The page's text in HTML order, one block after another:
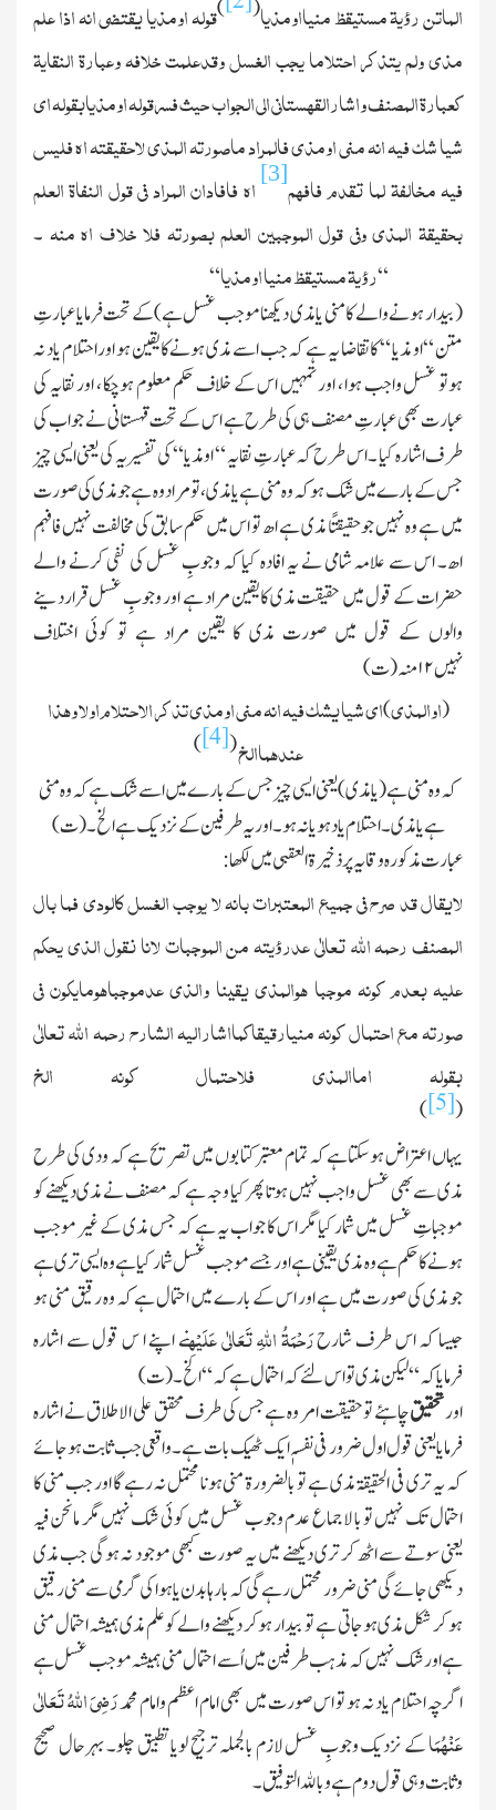
الماتن رؤیۃ مستیقظ منیااومذیا(
)قولہ اومذیا یقتضی انہ اذا علم
مذی ولم یتذکر احتلاما یجب الغسل وقدعلمت خلافہ وعبارۃ النقایۃ
کعبارۃ المصنف واشارالقہستانی الی الجواب حیث فسرقولہ اومذیابقولہ ای
شیا شك فیہ انہ منی اومذی فالمراد ماصورتہ المذی لاحقیقتہ اھ فلیس
فیہ مخالفۃ لما تقدم فافھم[3] اھ فافادان المراد فی قول النفاۃ العلم
بحقیقۃ المذی وفی قول الموجبین العلم بصورتہ فلا خلاف اھ منہ ۔
“رؤیۃ مستیقظ منیا اومذیا“
(بیدار ہونے والے کا منی یا مذی دیکھنا موجب غسل ہے)کے تحت فرمایا عبارتِ
متن “ او مذیا “ کا تقاضا یہ ہے کہ جب اسے مذی ہونے کا یقین ہو اور احتلام یاد نہ
ہوتو غسل واجب ہوا ، اور تمہیں اس کے خلاف حکم معلوم ہوچکا ، اور نقایہ کی
عبارت بھی عبارتِ مصنف ہی کی طرح ہے اس کے تحت قہستانی نے جواب کی
طر ف اشارہ کیا ۔ اس طرح کہ عبارتِ نقایہ “ اومذیا “ کی تفسیر یہ کی یعنی ایسی چیز
جس کے بارے میں شك ہو کہ وہ منی ہے یامذی ، تو مراد وہ ہے جو مذی کی صورت
میں ہے وہ نہیں جو حقیقتًا مذی ہے اھ تو اس میں حکم سابق کی مخالفت نہیں فافہم
اھ۔ اس سے علامہ شامی نے یہ افادہ کیا کہ وجوبِ غسل کی نفی کرنے والے
حضرات کے قول میں حقیقت مذی کا یقین مراد ہے اور وجوبِ غسل قراردینے
والوں کے قول میں صورت مذی کا یقین مراد ہے تو کوئی اختلاف
نہیں۱۲منہ(ت)
(اوالمذی)ای شیا یشك فیہ انہ منی اومذی تذکر الاحتلام اولا وھذا
عندھماالخ(
[4]
)
کہ وہ منی ہے(یا مذی)یعنی ایسی چیز جس کے بارے میں اسے شك ہے کہ وہ منی
ہے یا مذی۔ احتلام یاد ہو یا نہ ہو۔ اور یہ طرفین کے نزدیك ہے الخ۔ (ت)
عبارت مذکورہ وقایہ پر ذخیرۃ العقبی میں لکھا :
لایقال قد صرح فی جمیع المعتبرات بانہ لا یوجب الغسل کالودی فما بال
المصنف رحمہ الله تعالٰی عدرؤیتہ من الموجبات لانا نقول الذی یحکم
علیہ بعدم کونہ موجبا ھوالمذی یقینا والذی عدموجباھومایکون فی
صورتہ مع احتمال کونہ منیارقیقاکمااشارالیہ الشارح رحمہ الله تعالٰی
بقولہ اماالمذی فلاحتمال کونہ الخ
(
[5]
)
یہاں اعتراض ہوسکتاہے کہ تمام معتبر کتابوں میں تصریح ہے کہ ودی کی طرح
مذی سے بھی غسل واجب نہیں ہوتا پھر کیا وجہ ہے کہ مصنف نے مذی دیکھنے کو
موجباتِ غسل میں شمار کیا مگر اس کا جواب یہ ہے کہ جس مذی کے غیر موجب
ہونے کا حکم ہے وہ مذی یقینی ہے اور جسے موجب غسل شمار کیاہے وہ ایسی تری ہے
جو مذی کی صورت میں ہے اور اس کے بارے میں احتمال ہے کہ وہ رقیق منی ہو
جیسا کہ اس طرف شارحرَحْمَۃُ اللہِ تَعَالٰی عَلَیْہِنے اپنے ا س قول سے اشارہ
فرمایاکہ “ لیکن مذی تو اس لئے کہ احتمال ہے کہ “ الخ ۔ (ت)
اورتحقیقچاہئے توحقیقت امر وہ ہے جس کی طرف محقق علی الاطلاق نے اشارہ
فرمایا یعنی قول اول ضرور فی نفسہٖ ایك ٹھیك بات ہے۔ واقعی جب ثابت ہوجائے
کہ یہ تری فی الحقیقۃ مذی ہے تو بالضرورۃ منی ہونا محتمل نہ رہے گا اور جب منی کا
احتمال تك نہیں تو با لاجماع عدم وجوب غسل میں کوئی شك نہیں مگر مانحن فیہ
یعنی سوتے سے اٹھ کر تری دیکھنے میں یہ صورت کبھی موجود نہ ہوگی جب مذی
دیکھی جائے گی منی ضرور محتمل رہے گی کہ بارہا بدن یا ہوا کی گرمی سے منی رقیق
ہو کر شکل مذی ہوجاتی ہے تو بیدار ہوکر دیکھنے والے کو علم مذی ہمیشہ احتمال منی
ہے اورشك نہیں کہ مذہب طرفین میں اُسے احتمال منی ہمیشہ موجب غسلہے
اگرچہ احتلام یاد نہ ہو تو اس صورت میں بھی امام اعظم وامام محمدرَضِیَ اللہُ تَعَالٰی
عَنْہُمَاکے نزدیك وجوبِ غسل لازم بالجملہ ترجیح لویا تطبیق چلو۔ بہرحال صحیح
وثابت وہی قول دوم ہے وبالله التوفیق۔